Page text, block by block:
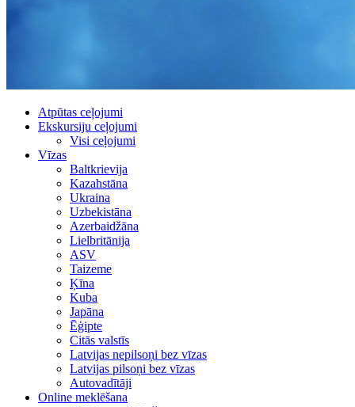
Atpūtas ceļojumi
Ekskursiju ceļojumi
Visi ceļojumi
Vīzas
Baltkrievija
Kazahstāna
Ukraina
Uzbekistāna
Azerbaidžāna
Lielbritānija
ASV
Taizeme
Ķīna
Kuba
Japāna
Ēģipte
Citās valstīs
Latvijas nepilsoņi bez vīzas
Latvijas pilsoņi bez vīzas
Autovadītāji
Online meklēšana